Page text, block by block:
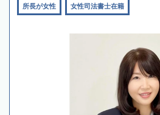
所長が女性 女性司法書士在籍